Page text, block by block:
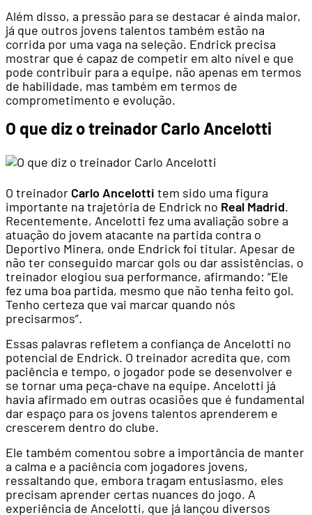
Além disso, a pressão para se destacar é ainda maior,
já que outros jovens talentos também estão na
corrida por uma vaga na seleção. Endrick precisa
mostrar que é capaz de competir em alto nível e que
pode contribuir para a equipe, não apenas em termos
de habilidade, mas também em termos de
comprometimento e evolução.
O que diz o treinador Carlo Ancelotti
O treinador Carlo Ancelotti tem sido uma figura
importante na trajetória de Endrick no Real Madrid.
Recentemente, Ancelotti fez uma avaliação sobre a
atuação do jovem atacante na partida contra o
Deportivo Minera, onde Endrick foi titular. Apesar de
não ter conseguido marcar gols ou dar assistências, o
treinador elogiou sua performance, afirmando: “Ele
fez uma boa partida, mesmo que não tenha feito gol.
Tenho certeza que vai marcar quando nós
precisarmos”.
Essas palavras refletem a confiança de Ancelotti no
potencial de Endrick. O treinador acredita que, com
paciência e tempo, o jogador pode se desenvolver e
se tornar uma peça-chave na equipe. Ancelotti já
havia afirmado em outras ocasiões que é fundamental
dar espaço para os jovens talentos aprenderem e
crescerem dentro do clube.
Ele também comentou sobre a importância de manter
a calma e a paciência com jogadores jovens,
ressaltando que, embora tragam entusiasmo, eles
precisam aprender certas nuances do jogo. A
experiência de Ancelotti, que já lançou diversos